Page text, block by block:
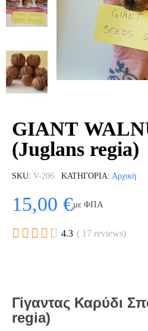
GIANT
(Juglans regia)
SKU V-206 ΚΑΤΗΓΟΡΊΑ Αρχική
15,00 €με ΦΠΑ
     4.3 ( 17 reviews)
Γίγαντας Καρύδι
regia)